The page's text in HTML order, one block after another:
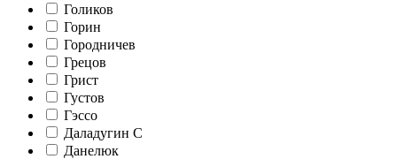
Голиков
Горин
Городничев
Грецов
Грист
Густов
Гэссо
Даладугин С
Данелюк